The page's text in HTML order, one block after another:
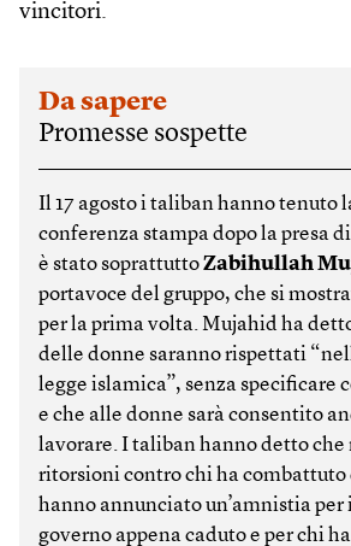
vincitori.
Da sapere
Promesse sospette
Il 17 agosto i taliban hanno tenuto
conferenza stampa dopo la presa
è stato soprattuttoZabihullah
portavoce del gruppo, che si
per la prima volta. Mujahid ha
delle donne saranno rispettati
legge islamica”, senza specificare
e che alle donne sarà consentito
lavorare. I taliban hanno detto che
ritorsioni contro chi ha combattuto
hanno annunciato un’amnistia
governo appena caduto e per chi